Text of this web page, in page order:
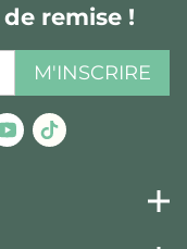
remise !
M'INSCRIRE